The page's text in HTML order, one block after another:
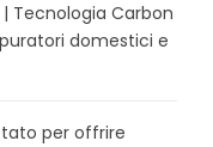
Tecnologia Carbon
domestici e
per offrire